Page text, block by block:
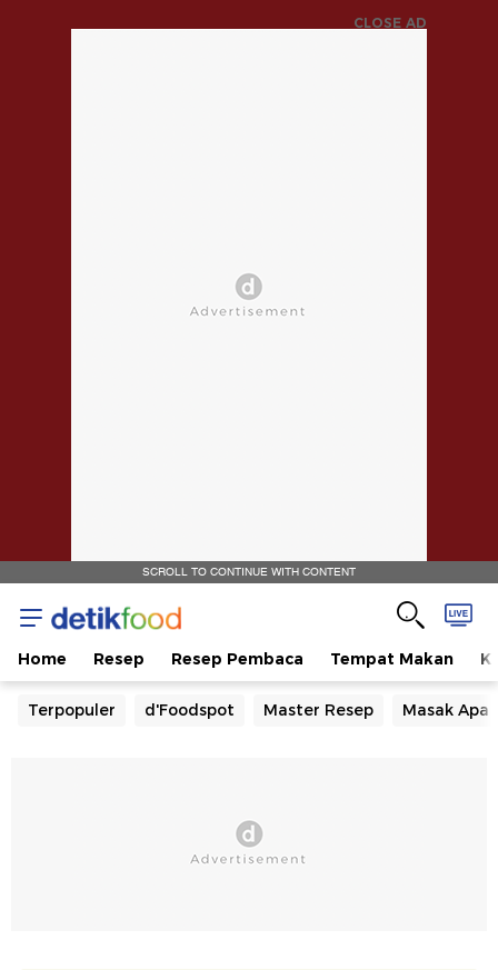
CLOSE AD
SCROLL TO CONTINUE WITH CONTENT
Home Resep Resep Pembaca Tempat Makan
Terpopuler d'Foodspot Master Resep Masak Apa